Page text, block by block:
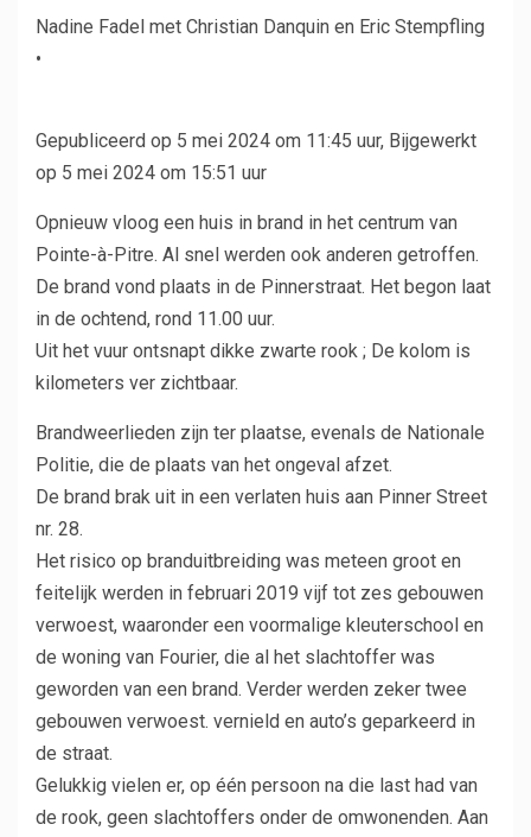
Nadine Fadel met Christian Danquin en Eric Stempfling
•
Gepubliceerd op 5 mei 2024 om 11:45 uur, Bijgewerkt
op 5 mei 2024 om 15:51 uur
Opnieuw vloog een huis in brand in het centrum van
Pointe-à-Pitre. Al snel werden ook anderen getroffen.
De brand vond plaats in de Pinnerstraat. Het begon laat
in de ochtend, rond 11.00 uur.
Uit het vuur ontsnapt dikke zwarte rook ; De kolom is
kilometers ver zichtbaar.
Brandweerlieden zijn ter plaatse, evenals de Nationale
Politie, die de plaats van het ongeval afzet.
De brand brak uit in een verlaten huis aan Pinner Street
nr. 28.
Het risico op branduitbreiding was meteen groot en
feitelijk werden in februari 2019 vijf tot zes gebouwen
verwoest, waaronder een voormalige kleuterschool en
de woning van Fourier, die al het slachtoffer was
geworden van een brand. Verder werden zeker twee
gebouwen verwoest. vernield en auto’s geparkeerd in
de straat.
Gelukkig vielen er, op één persoon na die last had van
de rook, geen slachtoffers onder de omwonenden. Aan